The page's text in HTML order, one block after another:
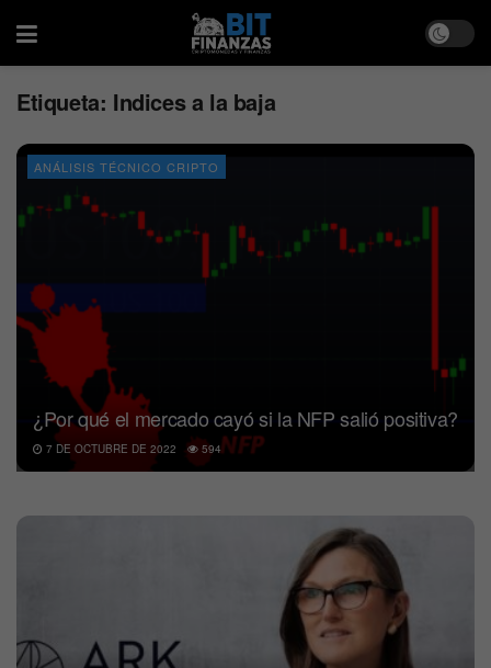
Etiqueta: Indices a la baja
ANÁLISIS TÉCNICO CRIPTO
¿Por qué el mercado cayó si la NFP salió positiva?
7 DE OCTUBRE DE 2022 594